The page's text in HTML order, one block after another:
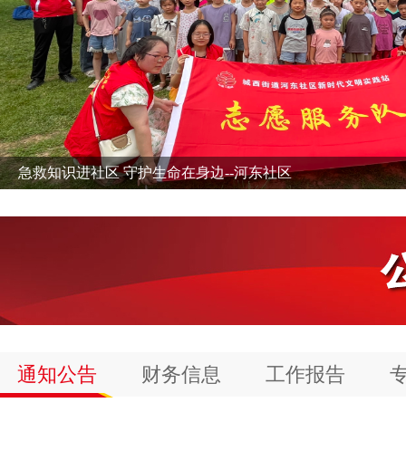
永济市红十字会应急救护知识普及进社区活动
通知公告 财务信息 工作报告